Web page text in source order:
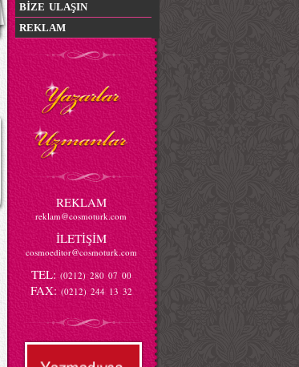
BİZE ULAŞIN
REKLAM
REKLAM
reklam@cosmoturk.com
İLETİŞİM
cosmoeditor@cosmoturk.com
TEL: (0212) 280 07 00
FAX: (0212) 244 13 32